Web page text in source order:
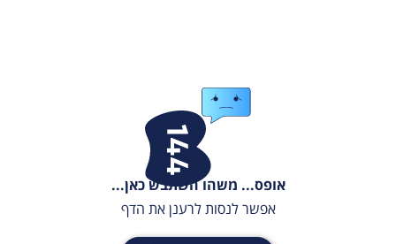
אופס... משהו השתבש כאן...
אפשר לנסות לרענן את הדף